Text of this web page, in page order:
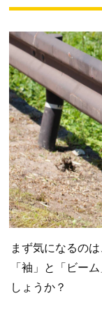
まず気になるの
「袖」と「ビー
しょうか？